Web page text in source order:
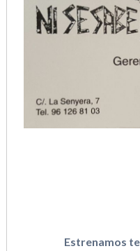
Estrenamos